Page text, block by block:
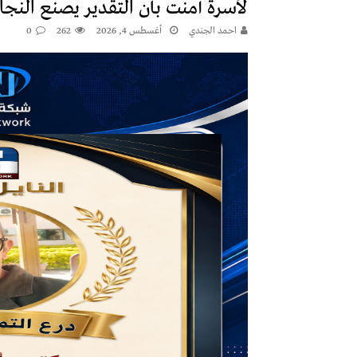
لأسرة آمنت بأن التقدير يصنع
احمد الجندي أغسطس 4, 2026 262
0